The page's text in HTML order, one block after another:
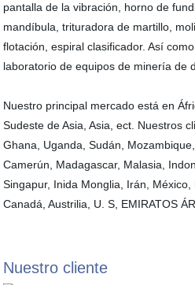
pantalla de la vibración, horno de
mandíbula, trituradora de martillo,
flotación, espiral clasificador. Así
laboratorio de equipos de minería de
Nuestro principal mercado está en
Sudeste de Asia, Asia, ect. Nuestros
Ghana, Uganda, Sudán,
Camerún, Madagascar, Malasia,
Singapur, Inida Monglia, Irán, México,
Canadá, Austrilia, U. S, EMIRATOS
Nuestro cliente